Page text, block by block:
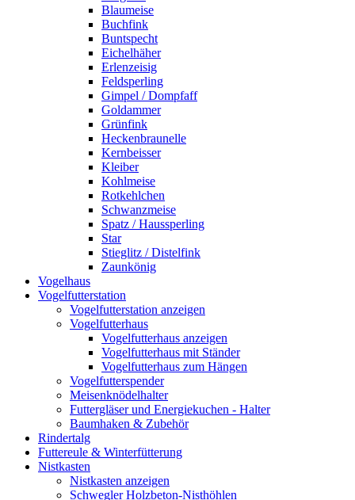
Blaumeise
Buchfink
Buntspecht
Eichelhäher
Erlenzeisig
Feldsperling
Gimpel / Dompfaff
Goldammer
Grünfink
Heckenbraunelle
Kernbeisser
Kleiber
Kohlmeise
Rotkehlchen
Schwanzmeise
Spatz / Haussperling
Star
Stieglitz / Distelfink
Zaunkönig
Vogelhaus
Vogelfutterstation
Vogelfutterstation anzeigen
Vogelfutterhaus
Vogelfutterhaus anzeigen
Vogelfutterhaus mit Ständer
Vogelfutterhaus zum Hängen
Vogelfutterspender
Meisenknödelhalter
Futtergläser und Energiekuchen - Halter
Baumhaken & Zubehör
Rindertalg
Futtereule & Winterfütterung
Nistkasten
Nistkasten anzeigen
Schwegler Holzbeton-Nisthöhlen